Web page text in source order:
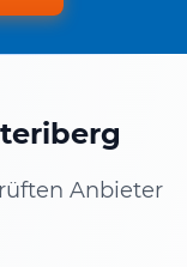
Anbieter